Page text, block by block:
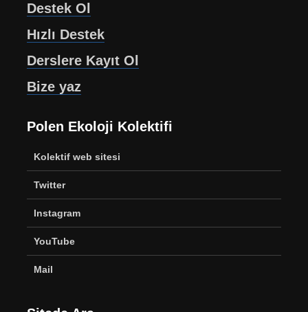
Destek Ol
Hızlı Destek
Derslere Kayıt Ol
Bize yaz
Polen Ekoloji Kolektifi
Kolektif web sitesi
Twitter
Instagram
YouTube
Mail